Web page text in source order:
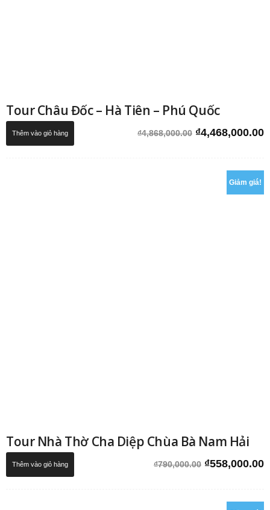
Tour Châu Đốc – Hà Tiên – Phú Quốc
₫4,868,000.00 Giá
₫4,868,000.00.
₫4,468,000.00
Thêm vào giỏ hàng
Giảm giá!
Tour Nhà Thờ Cha Diệp Chùa Bà Nam Hải
₫790,000.00 Giá
₫790,000.00.
₫558,000.00
Thêm vào giỏ hàng